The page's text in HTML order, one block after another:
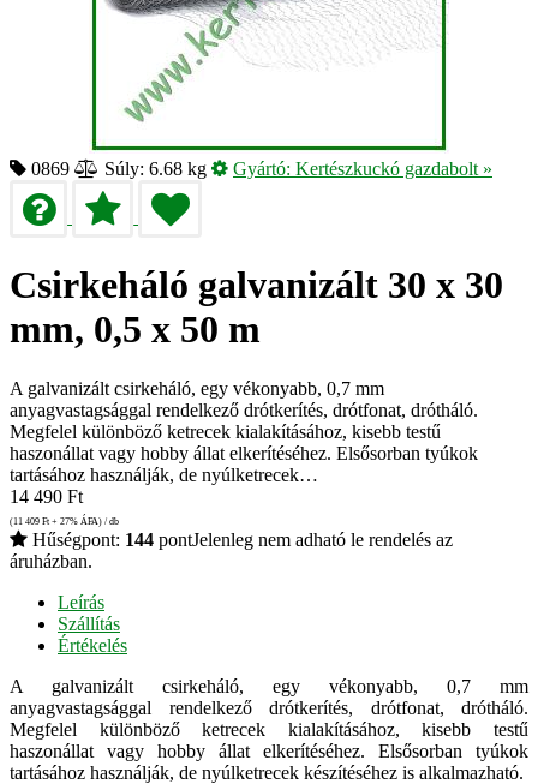
0869 Súly: 6.68 kg Gyártó: Kertészkuckó gazdabolt »
Csirkeháló galvanizált 30 x 30
mm, 0,5 x 50 m
A galvanizált csirkeháló, egy vékonyabb, 0,7 mm
anyagvastagsággal rendelkező drótkerítés, drótfonat, drótháló.
Megfelel különböző ketrecek kialakításához, kisebb testű
haszonállat vagy hobby állat elkerítéséhez. Elsősorban tyúkok
tartásához használják, de nyúlketrecek…
14 490 Ft
(11 409 Ft + 27% ÁFA) / db
Hűségpont: 144 pontJelenleg nem adható le rendelés az
áruházban.
Leírás
Szállítás
Értékelés
A galvanizált csirkeháló, egy vékonyabb, 0,7 mm
anyagvastagsággal rendelkező drótkerítés, drótfonat, drótháló.
Megfelel különböző ketrecek kialakításához, kisebb testű
haszonállat vagy hobby állat elkerítéséhez. Elsősorban tyúkok
tartásához használják, de nyúlketrecek készítéséhez is alkalmazható.